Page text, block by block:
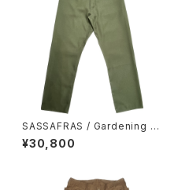
SASSAFRAS / Gardening At
Night Pants
¥30,800